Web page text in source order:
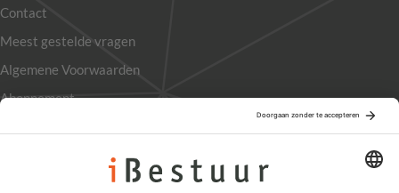
Contact
Meest gestelde vragen
Algemene Voorwaarden
Abonnement